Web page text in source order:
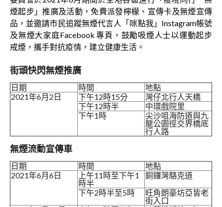
煙起步」推廣及活動，免費派發檸檬、宣傳卡及無煙宣傳
品，並邀請市民追蹤無煙代言人「咪點我」Instagram帳號
及無煙大家庭Facebook 專頁，鼓勵吸煙人士以運動起步
戒煙，攜手對抗疫情，建立健康生活。
街頭快閃無煙推廣
日期 時間
地點
2021年6月2日
下午12時15分
灣仔北行人天橋
下午12時半
中環戲院里
下午1時
尖沙咀海防道與九
龍公園徑交界橋底
行人路
無煙流動宣傳車
日期 時間
地點
2021年6月6日
上午11時至下午1
時半
銅鑼灣駱克道
下午2時半至5時
旺角朗豪坊亞皆老
街入口